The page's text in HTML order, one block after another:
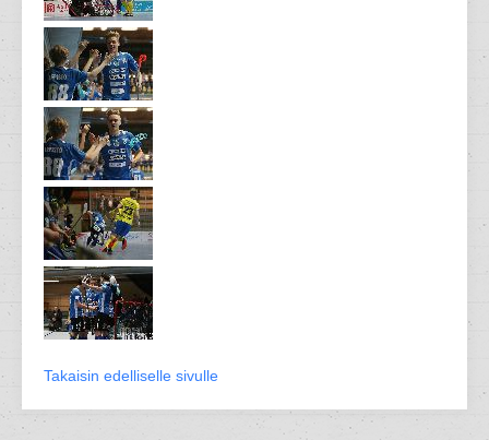
Takaisin edelliselle sivulle